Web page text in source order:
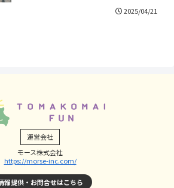
2025/04/21
運営会社
モース株式会社
https://morse-inc.com/
報提供・お問合せはこちら